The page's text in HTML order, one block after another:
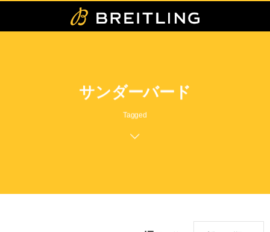
サンダーバード
Tagged